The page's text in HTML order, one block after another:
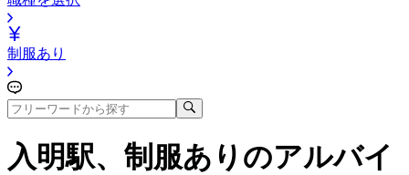
制服あり
入明駅、制服あり のアルバイ